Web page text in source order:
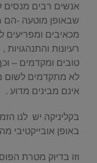
אנשים רבים
שבאופן מוטעה -
מכאיבים
רעיונות
טובים ומקדמים –
לא מתקדמים לשום
אינם מבינים מדוע .
בקליניקה יש לנו
באופן אובייקטיבי
וזו בדיוק מטרת